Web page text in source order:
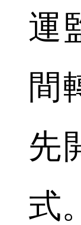
運
間
先
式。